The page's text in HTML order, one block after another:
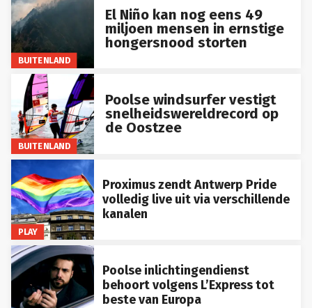
BUITENLAND
El Niño kan nog eens 49
miljoen mensen in ernstige
hongersnood storten
BUITENLAND
Poolse windsurfer vestigt
snelheidswereldrecord op
de Oostzee
PLAY
Proximus zendt Antwerp Pride
volledig live uit via verschillende
kanalen
Poolse inlichtingendienst
behoort volgens L’Express tot
beste van Europa